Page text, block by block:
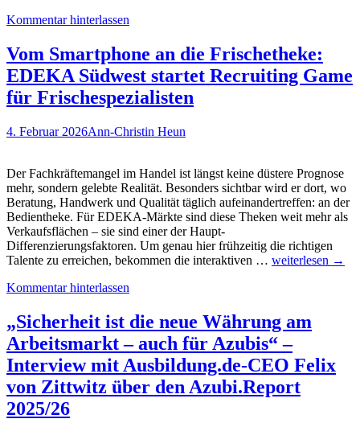
Thema
„Berufsorientierung“
–
Hörempfehlung!
Kommentar hinterlassen
Vom Smartphone an die Frischetheke:
EDEKA Südwest startet Recruiting Game
für Frischespezialisten
4. Februar 2026Ann-Christin Heun
Der Fachkräftemangel im Handel ist längst keine düstere Prognose
mehr, sondern gelebte Realität. Besonders sichtbar wird er dort, wo
Beratung, Handwerk und Qualität täglich aufeinandertreffen: an der
Bedientheke. Für EDEKA-Märkte sind diese Theken weit mehr als
Verkaufsflächen – sie sind einer der Haupt-
Differenzierungsfaktoren. Um genau hier frühzeitig die richtigen
Talente zu erreichen, bekommen die interaktiven … Vom
Frischetheke:
EDEKA
Südwest
startet
Recruiting
Game
weiterlesen →
Kommentar hinterlassen
„Sicherheit ist die neue Währung am
Arbeitsmarkt – auch für Azubis“ –
Interview mit Ausbildung.de-CEO Felix
von Zittwitz über den Azubi.Report
2025/26